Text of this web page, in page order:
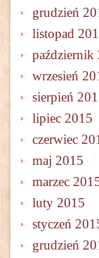
grudzień
listopad
październik
wrzesień
sierpień
lipiec 2015
czerwiec
maj 2015
marzec
luty 2015
styczeń
grudzień